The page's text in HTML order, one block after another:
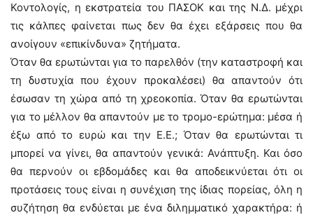
Κοντολογίς, η εκστρατεία του ΠΑΣΟΚ και της Ν.Δ. μέχρι
τις κάλπες φαίνεται πως δεν θα έχει εξάρσεις που θα
ανοίγουν «επικίνδυνα» ζητήματα.
Όταν θα ερωτώνται για το παρελθόν (την καταστροφή και
τη δυστυχία που έχουν προκαλέσει) θα απαντούν ότι
έσωσαν τη χώρα από τη χρεοκοπία. Όταν θα ερωτώνται
για το μέλλον θα απαντούν με το τρομο-ερώτημα: μέσα ή
έξω από το ευρώ και την Ε.Ε.; Όταν θα ερωτώνται τι
μπορεί να γίνει, θα απαντούν γενικά: Ανάπτυξη. Και όσο
θα περνούν οι εβδομάδες και θα αποδεικνύεται ότι οι
προτάσεις τους είναι η συνέχιση της ίδιας πορείας, όλη η
συζήτηση θα ενδύεται με ένα διλημματικό χαρακτήρα: ή